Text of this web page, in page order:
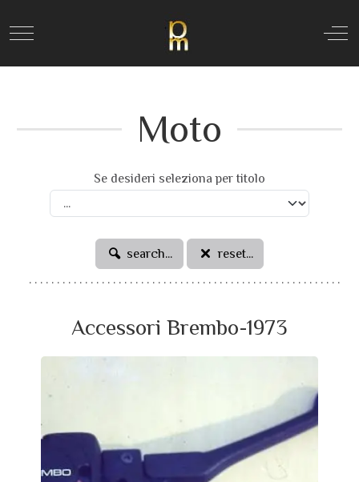
Mobile Menu Toggle Off-
Moto
Se desideri seleziona per titolo
search... reset...
Accessori Brembo-1973